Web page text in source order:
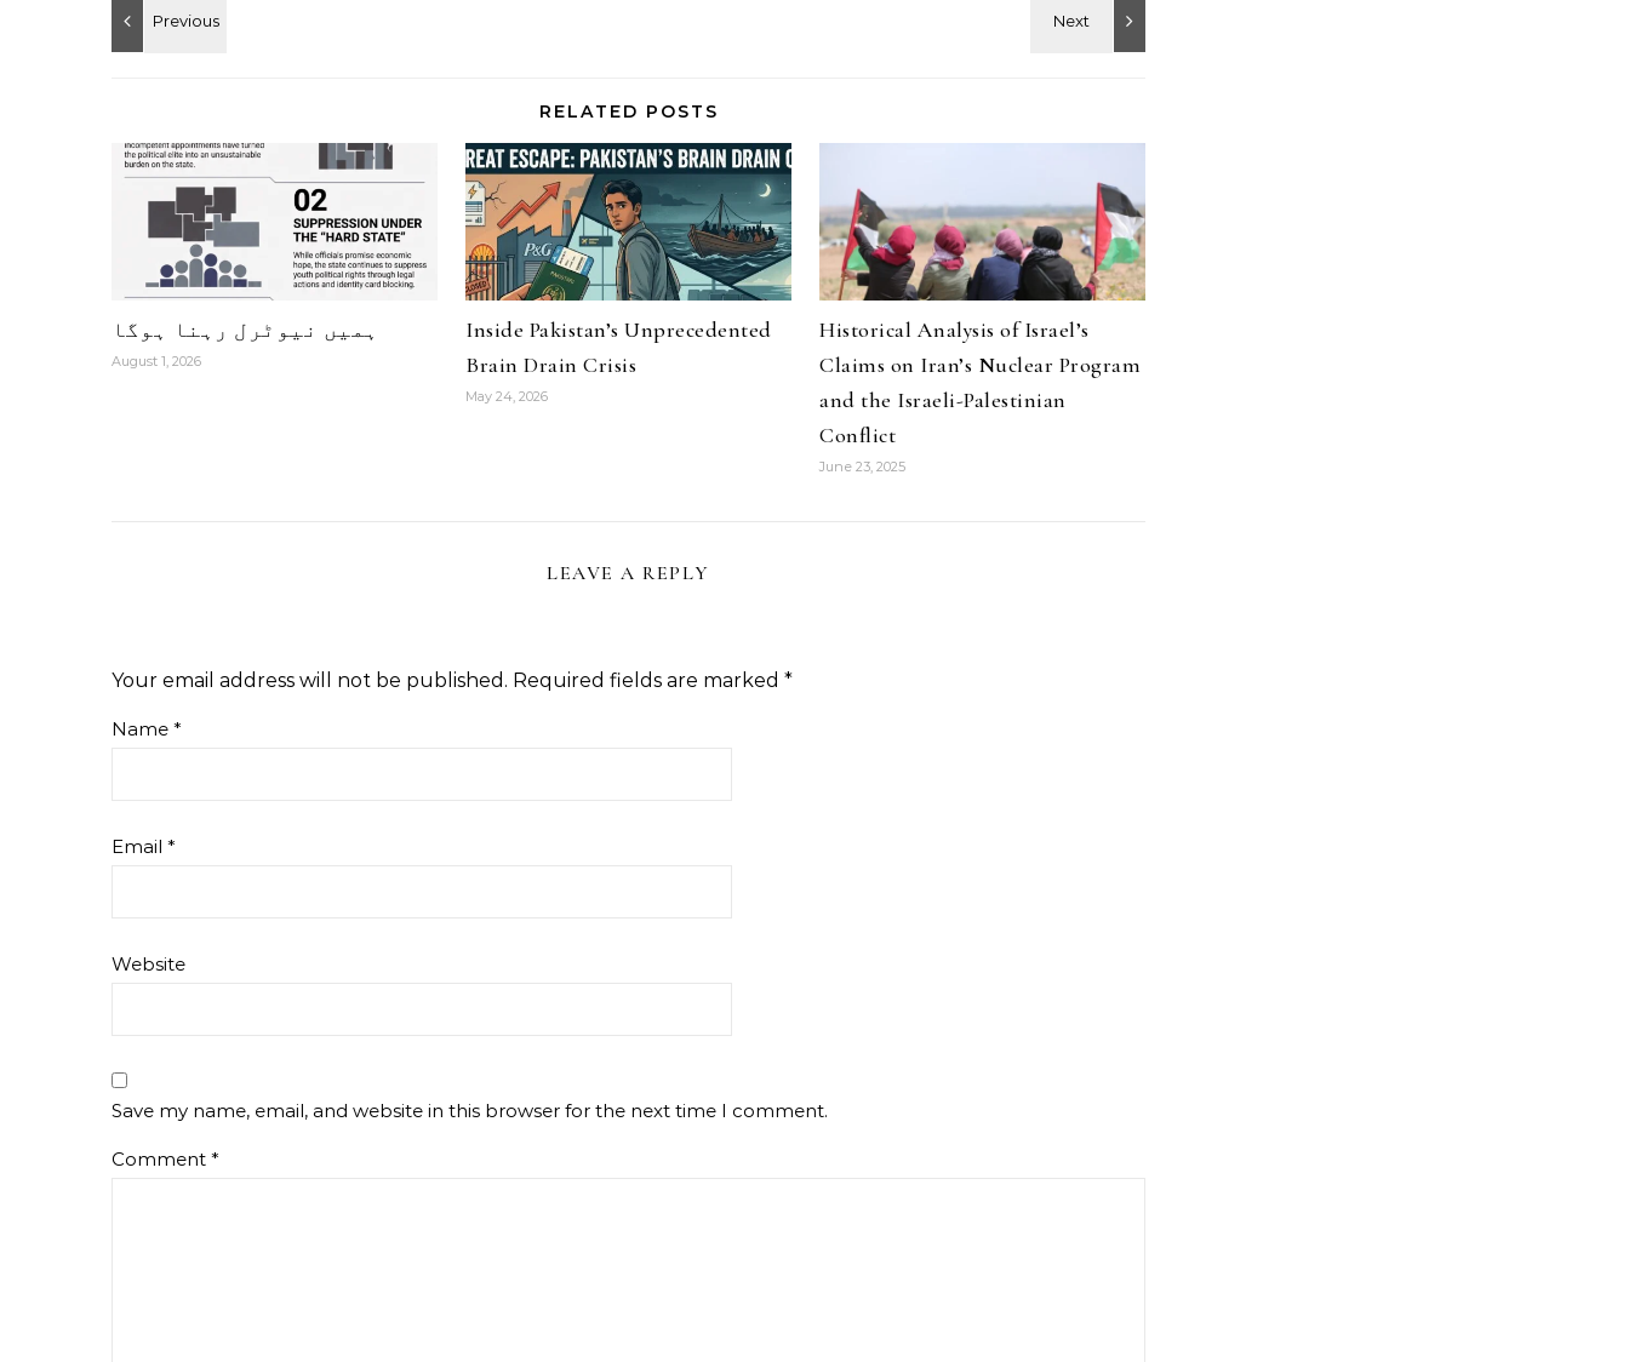
RELATED POSTS
ہمیں نیوٹرل رہنا ہوگا
August 1, 2026
Inside Pakistan’s Unprecedented
Brain Drain Crisis
May 24, 2026
Historical Analysis of Israel’s
Claims on Iran’s Nuclear Program
and the Israeli-Palestinian
Conflict
June 23, 2025
LEAVE A REPLY
Your email address will not be published. Required fields are marked *
Name *
Email *
Website
Save my name, email, and website in this browser for the next time I comment.
Comment *